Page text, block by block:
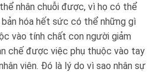
nhân chuỗi được, vì họ có thể
bản hóa hết sức có thể những gì
vào tính chất con người giảm
chế được việc phụ thuộc vào tay
viên. Đó là lý do vì sao nhân sự